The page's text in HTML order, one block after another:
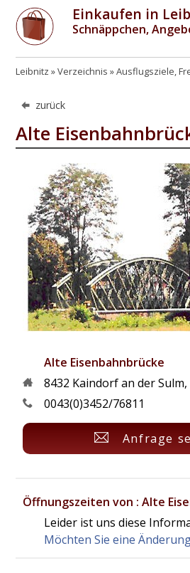
Einkaufen in
Schnäppchen,
Leibnitz Verzeichnis Ausflugsziele,
zurück
Alte
Alte Eisenbahnbrücke
8432 Kaindorf an der Sulm,
0043(0)3452/76811
Anfrage
Öffnungszeiten von : Alte
Leider ist uns diese
Möchten Sie eine